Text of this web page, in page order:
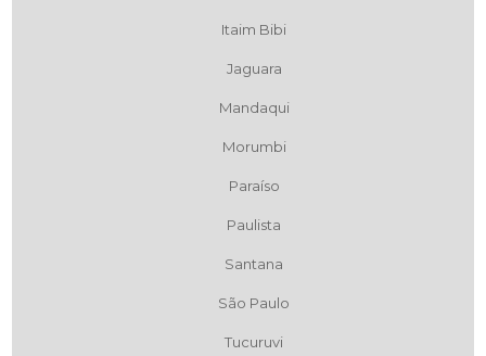
Itaim Bibi
Jaguara
Mandaqui
Morumbi
Paraíso
Paulista
Santana
São Paulo
Tucuruvi